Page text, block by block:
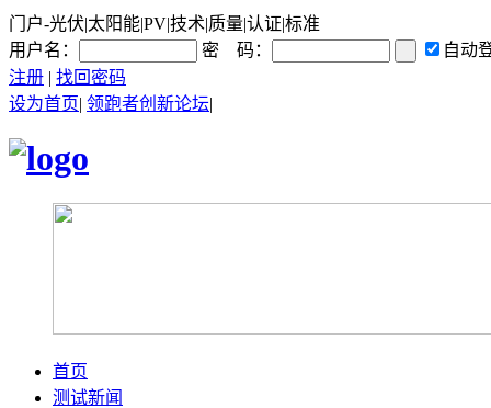
门户-光伏|太阳能|PV|技术|质量|认证|标准
用户名：
密 码：
自动
注册 | 找回密码
设为首页| 领跑者创新论坛|
首页
测试新闻